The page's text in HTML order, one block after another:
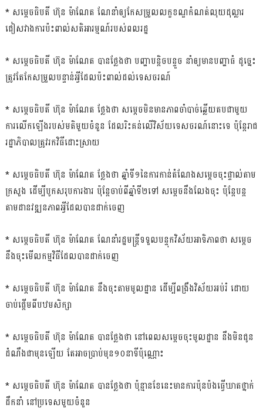
* សម្ដេចធិបតី ហ៊ុន ម៉ាណែត ណែនាំឲ្យកែសម្រួលលក្ខខណ្ឌកំណត់លុយដុល្លារ
ជៀសវាងការប៉ះពាល់សតិអារម្មណ៍របស់ពលរដ្ឋ
* សម្ដេចធិបតី ហ៊ុន ម៉ាណែត បានថ្លែងថា បញ្ហាបន្ដិចបន្ទួច នាំឲ្យមានបញ្ហាធំ ដូច្នេះ
ត្រូវតែកែសម្រួលបន្ទាន់អ្វីដែលប៉ះពាល់ដល់ទេសចរណ៍
* សម្ដេចធិបតី ហ៊ុន ម៉ាណែត ថ្លែងថា សម្ដេចមិនមានភាពចាំបាច់ឆ្លើយតបជាមួយ
ការលើកឡើងរបស់មតិមួយចំនួន ដែលរិះគន់លើវិស័យទេសចរណ៍នោះទេ ប៉ុន្ដែរាជ
រដ្ឋាភិបាលត្រូវរកវិធីដោះស្រាយ
* សម្ដេចធិបតី ហ៊ុន ម៉ាណែត ថ្លែងថា ឆ្នាំទី១នៃការកាន់តំណែងសម្ដេចចុះផ្ទាល់តាម
ក្រសួង ដើម្បីបូកសរុបការងារ ប៉ុន្ដែចាប់ពីឆ្នាំទី២ទៅ សម្ដេចនឹងលែងចុះ ប៉ុន្ដែបន្ដ
តាមដានវឌ្ឍនភាពអ្វីដែលបានដាក់ចេញ
* សម្ដេចធិបតី ហ៊ុន ម៉ាណែត ណែនាំរដ្ឋមន្ដ្រីទទួលបន្ទុកវិស័យអាទិភាពថា សម្ដេច
នឹងចុះមើលកម្មវិធីដែលបានដាក់ចេញ
* សម្ដេចធិបតី ហ៊ុន ម៉ាណែត នឹងចុះតាមមូលដ្ឋាន ដើម្បីពង្រឹងវិស័យអប់រំ ដោយ
ចាប់ផ្ដើមពីបឋមសិក្សា
* សម្ដេចធិបតី ហ៊ុន ម៉ាណែត បានថ្លែងថា នៅពេលសម្ដេចចុះមូលដ្ឋាន នឹងមិនជូន
ដំណឹងជាមុនឡើយ តែអាចប្រាប់មុន១០នាទីប៉ុណ្ណោះ
* សម្ដេចធិបតី ហ៊ុន ម៉ាណែត បានថ្លែងថា ប៉ុន្មានខែនេះមានការប៉ុនប៉ងធ្វើឃាតថ្នាក់
ដឹកនាំ នៅប្រទេសមួយចំនួន